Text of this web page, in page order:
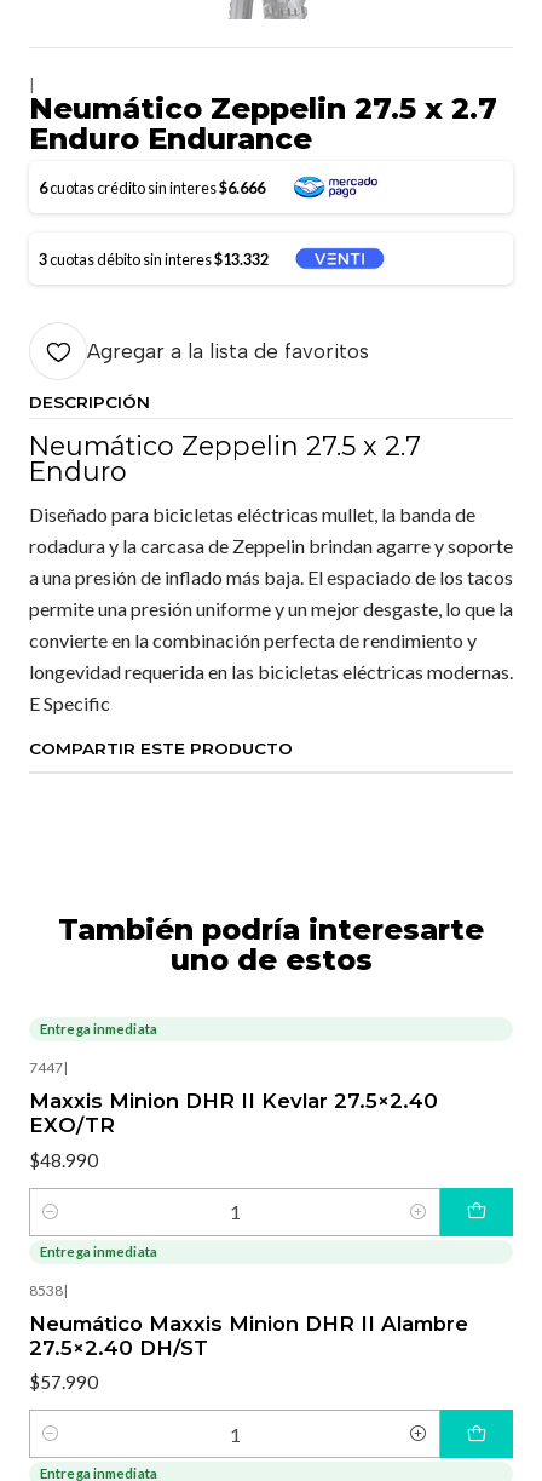
Neumático Zeppelin 27.5 x 2.7
Enduro Endurance
6cuotas crédito sin interes$6.666
3cuotas débito sin interes$13.332
Agregar a la lista de favoritos
DESCRIPCIÓN
Neumático Zeppelin 27.5 x 2.7
Enduro
Diseñado para bicicletas eléctricas mullet, la banda de
rodadura y la carcasa de Zeppelin brindan agarre y soporte
a una presión de inflado más baja. El espaciado de los tacos
permite una presión uniforme y un mejor desgaste, lo que la
convierte en la combinación perfecta de rendimiento y
longevidad requerida en las bicicletas eléctricas modernas.
E Specific
COMPARTIR ESTE PRODUCTO
También podría interesarte
uno de estos
Entrega inmediata
7447|
Maxxis Minion DHR II Kevlar 27.5×2.40
EXO/TR
$48.990
Cantidad
Entrega inmediata
8538|
Neumático Maxxis Minion DHR II Alambre
27.5×2.40 DH/ST
$57.990
Cantidad
Entrega inmediata